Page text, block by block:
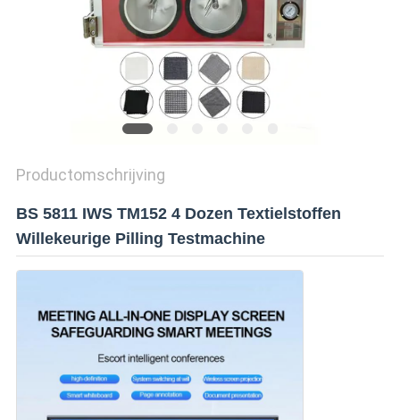
PRIVACY
POLICY
Productomschrijving
BS 5811 IWS TM152 4 Dozen Textielstoffen
Willekeurige Pilling Testmachine